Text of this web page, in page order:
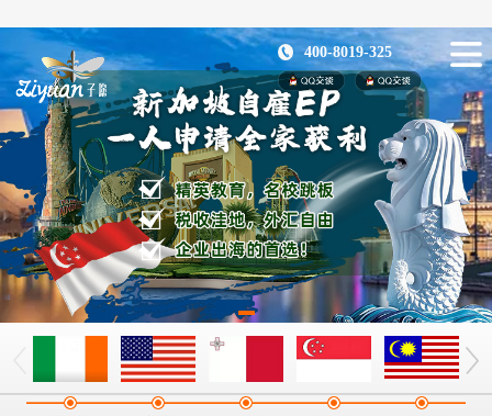
400-8019-325